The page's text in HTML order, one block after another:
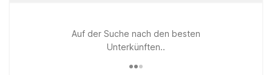
Auf der Suche nach den besten
Unterkünften..